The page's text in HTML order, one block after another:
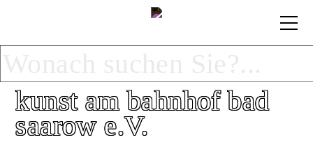
kunst am bahnhof bad
saarow e.V.